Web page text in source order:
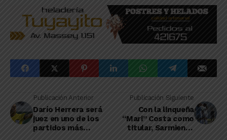
Publicación Anterior
Darío Herrera será
juez en uno de los
partidos más
Publicación Siguiente
Con la linqueña
“Mari” Costa como
titular, Sarmiento